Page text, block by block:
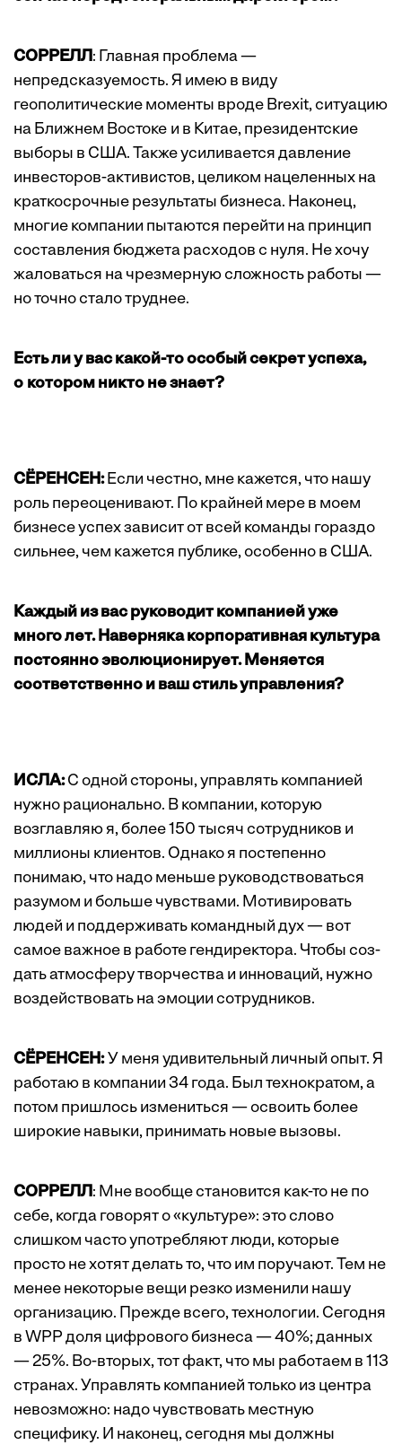
СОРРЕЛЛ: Главная проблема —
непредсказуемость. Я имею в виду
геополитические моменты вроде Brexit, ситуацию
на Ближнем Востоке и в Китае, президентские
выборы в США. Также усиливается давление
инвесторов-активистов, целиком нацеленных на
краткосрочные результаты бизнеса. Наконец,
многие компании пытаются перейти на принцип
составления бюджета расходов с нуля. Не хочу
жаловаться на чрезмерную сложность работы —
но точно стало труднее.
Есть ли у вас какой-то особый секрет успеха,
о котором никто не знает?
СЁРЕНСЕН:Если честно, мне кажется, что нашу
роль переоценивают. По крайней мере в моем
бизнесе успех зависит от всей команды гораздо
сильнее, чем кажется публике, особенно в США.
Каждый из вас руководит компанией уже
много лет. Наверняка корпоративная культура
постоянно эволюционирует. Меняется
соответственно и ваш стиль управления?
ИСЛА:С одной стороны, управлять компанией
нужно рационально. В компании, которую
возглавляю я, более 150 тысяч сотрудников и
миллионы клиентов. Однако я постепенно
понимаю, что надо меньше руководствоваться
разумом и больше чувствами. Мотивировать
людей и поддерживать командный дух — вот
самое важное в работе гендиректора. Чтобы соз­
дать атмосферу творчества и инноваций, нужно
воздействовать на эмоции сотрудников.
СЁРЕНСЕН:У меня удивительный личный опыт. Я
работаю в компании 34 года. Был технократом, а
потом пришлось измениться — освоить более
широкие навыки, принимать новые вызовы.
СОРРЕЛЛ: Мне вообще становится как-то не по
себе, когда говорят о «культуре»: это слово
слишком часто употребляют люди, которые
просто не хотят делать то, что им поручают. Тем не
менее некоторые вещи резко изменили нашу
организацию. Прежде всего, технологии. Сегодня
в WPP доля цифрового бизнеса — 40%; данных
— 25%. Во-вторых, тот факт, что мы работаем в 113
странах. Управлять компанией только из центра
невозможно: надо чувствовать местную
специфику. И наконец, сегодня мы должны